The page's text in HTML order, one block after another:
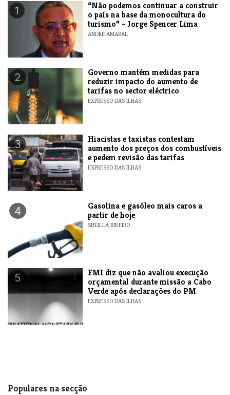
1
“Não podemos continuar a construir
o país na base da monocultura do
turismo” - Jorge Spencer Lima
ANDRÉ AMARAL
2
Governo mantém medidas para
reduzir impacto do aumento de
tarifas no sector eléctrico
EXPRESSO DAS ILHAS
3
Hiacistas e taxistas contestam
aumento dos preços dos combustíveis
e pedem revisão das tarifas
EXPRESSO DAS ILHAS
4
Gasolina e gasóleo mais caros a
partir de hoje
SHEILLA RIBEIRO
5
FMI diz que não avaliou execução
orçamental durante missão a Cabo
Verde após declarações do PM
EXPRESSO DAS ILHAS
Populares na secção